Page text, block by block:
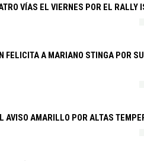
VÍAS EL VIERNES POR EL RALLY
FELICITA A MARIANO STINGA POR
AVISO AMARILLO POR ALTAS